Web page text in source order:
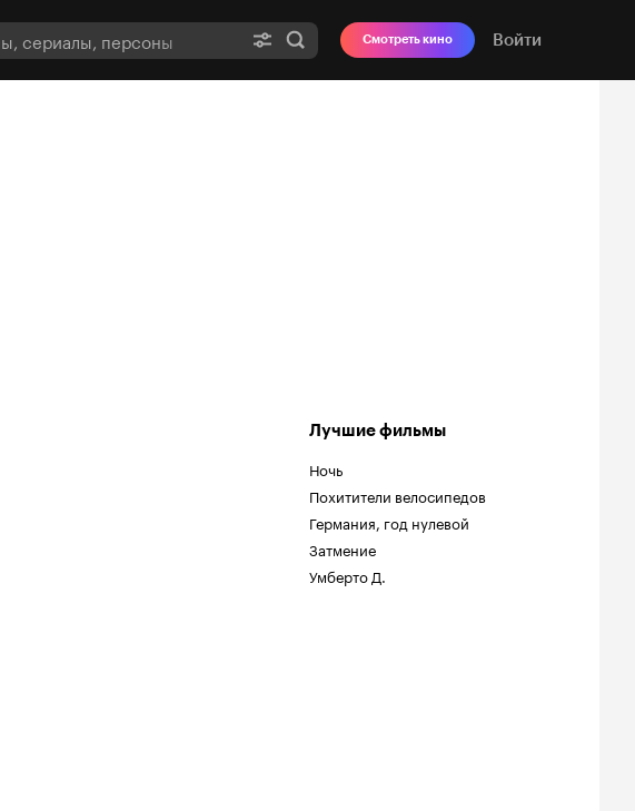
Смотреть кино Войти
Лучшие фильмы
Ночь
Похитители велосипедов
Германия, год нулевой
Затмение
Умберто Д.